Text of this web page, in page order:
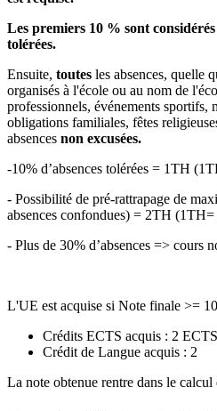
Les premiers 10 % sont considérés
tolérées.
Ensuite, toutes les absences, quelle
organisés à l'école ou au nom de
professionnels, événements sportifs,
obligations familiales, fêtes
absences non excusées.
-10% d’absences tolérées = 1TH
- Possibilité de pré-rattrapage de
absences confondues) = 2TH
- Plus de 30% d’absences => cours
L'UE est acquise si Note finale >= 10
Crédits ECTS acquis : 2 ECTS
Crédit de Langue acquis : 2
La note obtenue rentre dans le